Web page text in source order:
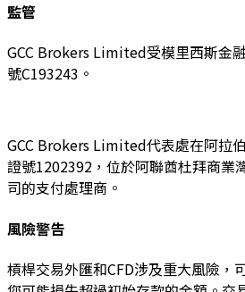
監管
GCC Brokers Limited受模里西斯金
號C193243。
GCC Brokers Limited代表處在阿拉
證號1202392，位於阿聯酋杜拜商業
司的支付處理商。
風險警告
槓桿交易外匯和CFD涉及重大風險，